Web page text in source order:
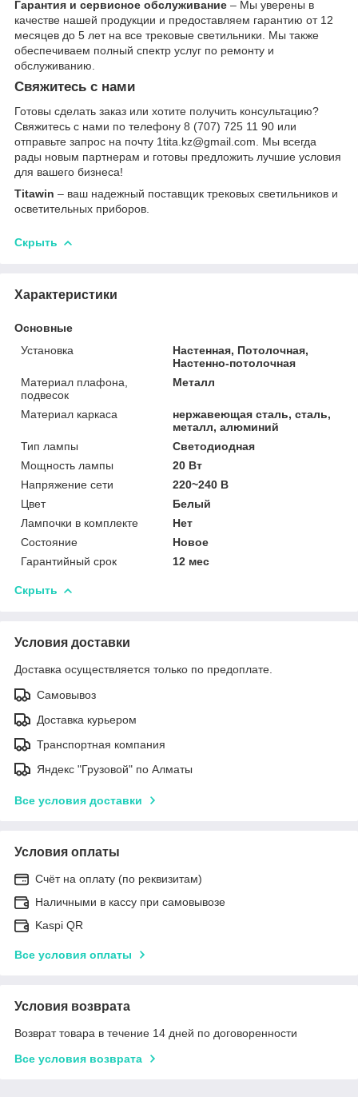
Гарантия и сервисное обслуживание – Мы уверены в
качестве нашей продукции и предоставляем гарантию от 12
месяцев до 5 лет на все трековые светильники. Мы также
обеспечиваем полный спектр услуг по ремонту и
обслуживанию.
Свяжитесь с нами
Готовы сделать заказ или хотите получить консультацию?
Свяжитесь с нами по телефону 8 (707) 725 11 90 или
отправьте запрос на почту 1tita.kz@gmail.com. Мы всегда
рады новым партнерам и готовы предложить лучшие условия
для вашего бизнеса!
Titawin – ваш надежный поставщик трековых светильников и
осветительных приборов.
Скрыть
Характеристики
Основные
Установка
Настенная, Потолочная,
Настенно-потолочная
Материал плафона,
подвесок
Металл
Материал каркаса
нержавеющая сталь, сталь,
металл, алюминий
Тип лампы
Светодиодная
Мощность лампы
20 Вт
Напряжение сети
220~240 В
Цвет
Белый
Лампочки в комплекте
Нет
Состояние
Новое
Гарантийный срок
12 мес
Скрыть
Условия доставки
Доставка осуществляется только по предоплате.
Самовывоз
Доставка курьером
Транспортная компания
Яндекс "Грузовой" по Алматы
Все условия доставки
Условия оплаты
Счёт на оплату (по реквизитам)
Наличными в кассу при самовывозе
Kaspi QR
Все условия оплаты
Условия возврата
Возврат товара в течение 14 дней по договоренности
Все условия возврата